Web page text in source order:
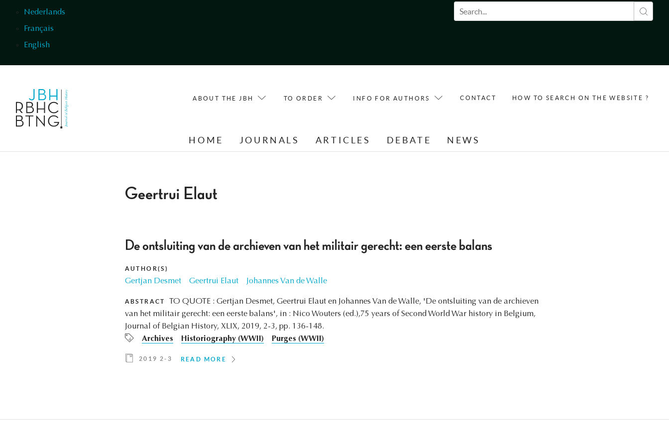
Nederlands
Français
English
Search form
ABOUT THE JBH TO ORDER INFO FOR AUTHORS CONTACT HOW TO SEARCH ON THE WEBSITE ?
HOME JOURNALS ARTICLES DEBATE NEWS
Geertrui Elaut
De ontsluiting van de archieven van het militair gerecht: een eerste balans
AUTHOR(S)
Gertjan Desmet Geertrui Elaut Johannes Van de Walle
ABSTRACT
TO QUOTE : Gertjan Desmet, Geertrui Elaut en Johannes Van de Walle, 'De ontsluiting van de archieven
van het militair gerecht: een eerste balans', in : Nico Wouters (ed.),75 years of Second World War history in Belgium,
Journal of Belgian History, XLIX, 2019, 2-3, pp. 136-148.
Archives
Historiography (WWII) Purges (WWII)
2019 2-3 READ MORE